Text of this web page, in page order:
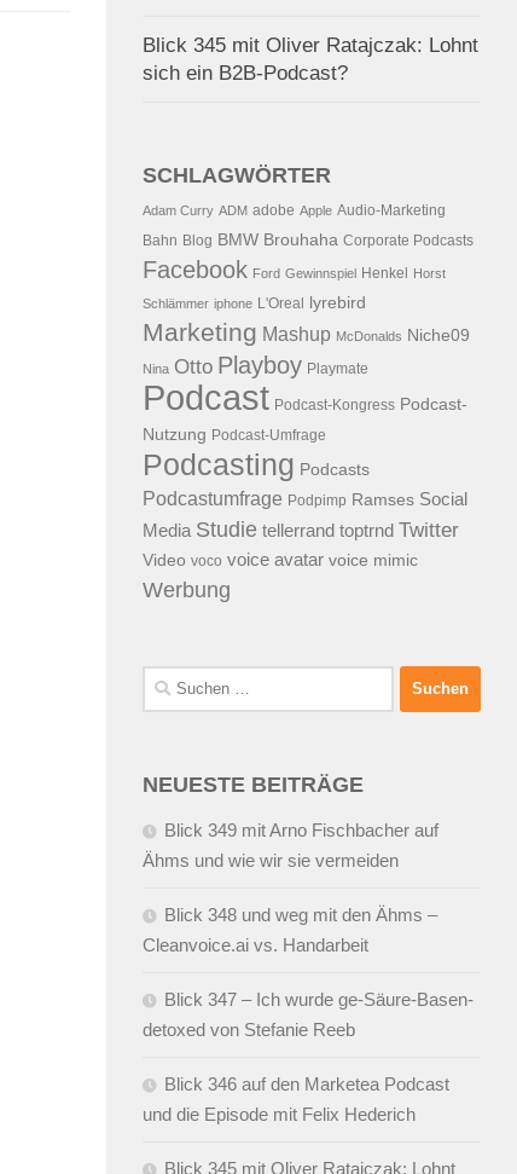
Blick 345 mit Oliver Ratajczak: Lohnt
sich ein B2B-Podcast?
SCHLAGWÖRTER
Adam Curry ADM adobe Apple Audio-Marketing
Bahn Blog BMW Brouhaha Corporate Podcasts
Facebook Ford Gewinnspiel Henkel Horst
Schlämmer iphone L'Oreal lyrebird
Marketing Mashup McDonalds Niche09
Nina Otto Playboy Playmate
Podcast Podcast-Kongress Podcast-
Nutzung Podcast-Umfrage
Podcasting Podcasts
Podcastumfrage Podpimp Ramses Social
Media Studie tellerrand toptrnd Twitter
Video voco voice avatar voice mimic
Werbung
Suchen
nach:
NEUESTE BEITRÄGE
Blick 349 mit Arno Fischbacher auf
Ähms und wie wir sie vermeiden
Blick 348 und weg mit den Ähms –
Cleanvoice.ai vs. Handarbeit
Blick 347 – Ich wurde ge-Säure-Basen-
detoxed von Stefanie Reeb
Blick 346 auf den Marketea Podcast
und die Episode mit Felix Hederich
Blick 345 mit Oliver Ratajczak: Lohnt